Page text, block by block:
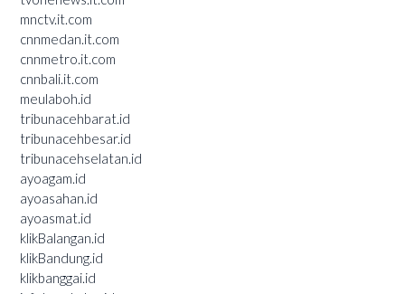
mnctv.it.com
cnnmedan.it.com
cnnmetro.it.com
cnnbali.it.com
meulaboh.id
tribunacehbarat.id
tribunacehbesar.id
tribunacehselatan.id
ayoagam.id
ayoasahan.id
ayoasmat.id
klikBalangan.id
klikBandung.id
klikbanggai.id